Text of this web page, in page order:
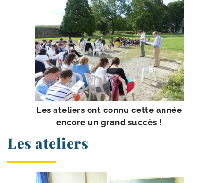
Les ate­liers ont connu cette année
encore un grand succès !
Les ateliers